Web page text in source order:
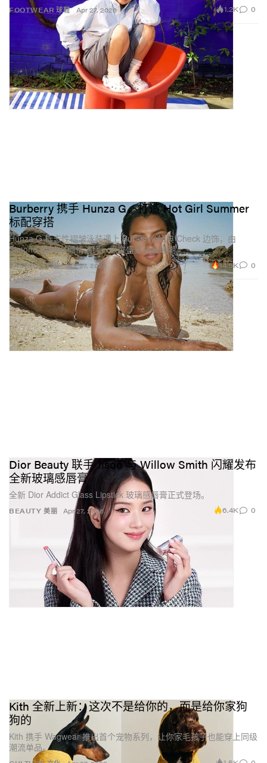
FOOTWEAR 球鞋 Apr 27, 2026 1.2K 0
FASHION 时装
Burberry 携手 Hunza G，打造 Hot Girl Summer
标配穿搭
Hunza G 标志性褶皱泳装遇上 Burberry 经典 Check 边饰，由
Simone Ashley 倾情演绎，点燃盛夏泳装风潮。
Apr 27, 2026 14.5K 0
BEAUTY 美丽
Dior Beauty 联手 Jisoo 与 Willow Smith 闪耀发布
全新玻璃感唇膏
全新 Dior Addict Glass Lipstick 玻璃感唇膏正式登场。
Apr 27, 2026 6.4K 0
Kith 全新上新：这次不是给你的，而是给你家狗
狗的
Kith 携手 Wagwear 推出首个宠物系列，让你家毛孩子也能穿上同级
潮流单品。